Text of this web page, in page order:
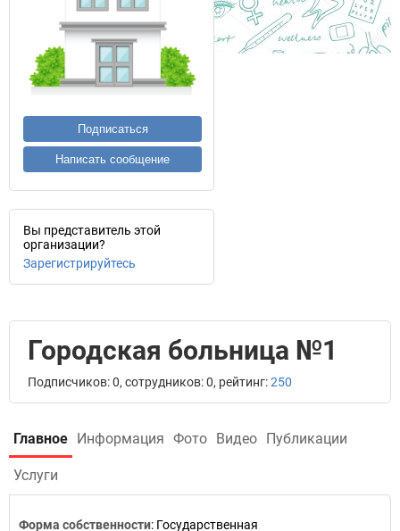
Подписаться
Написать сообщение
Вы представитель этой
организации?
Зарегистрируйтесь
Городская больница №1
Подписчиков: 0, сотрудников: 0, рейтинг:250
Главное Информация Фото Видео Публикации
Услуги
Форма собственности: Государственная